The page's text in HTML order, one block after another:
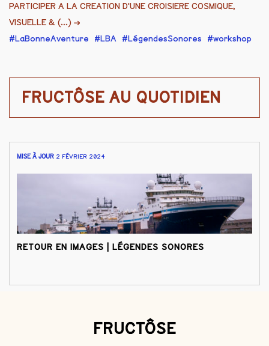
PARTICIPER A LA CREATION D'UNE CROISIERE COSMIQUE,
VISUELLE & (...) →
LaBonneAventure
LBA LégendesSonores workshop
FRUCTÔSE AU QUOTIDIEN
MISE À JOUR 2 FÉVRIER 2024
RETOUR EN IMAGES | LÉGENDES SONORES
FRUCTÔSE